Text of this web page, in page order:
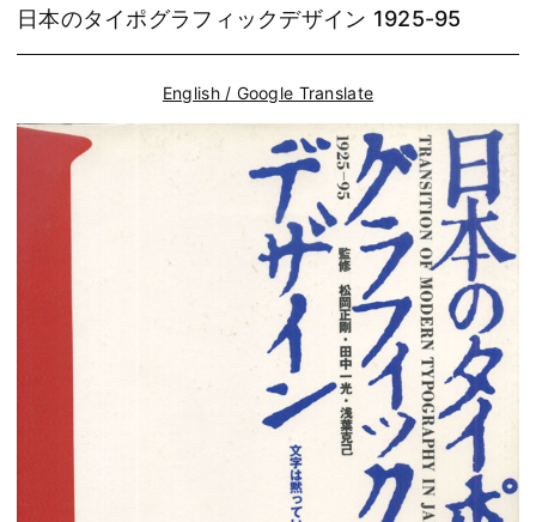
日本のタイポグラフィックデザイン 1925-95
English / Google Translate